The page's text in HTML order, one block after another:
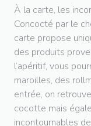
À la carte, les
Concocté par le
carte propose
des produits
l’apéritif, vous
maroilles, des
entrée, on
cocotte mais
incontournables